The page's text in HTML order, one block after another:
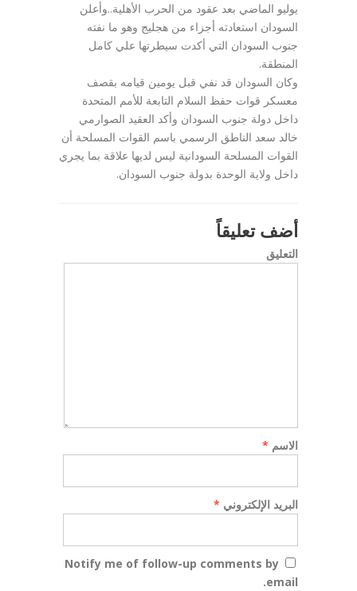
يوليو الماضي بعد عقود من الحرب الأهلية..وأعلن
السودان استعادته أجزاء من هجليج وهو ما نفته
جنوب السودان التي أكدت سيطرتها علي كامل
المنطقة.
وكان السودان قد نفي قبل يومين قيامه بقصف
معسكر قوات حفظ السلام التابعة للأمم المتحدة
داخل دولة جنوب السودان وأكد العقيد الصوارمي
خالد سعد الناطق الرسمي باسم القوات المسلحة أن
القوات المسلحة السودانية ليس لديها علاقة بما يجري
داخل ولاية الوحدة بدولة جنوب السودان.
أضف تعليقاً
التعليق
الاسم *
البريد الإلكتروني *
Notify me of follow-up comments by
email.